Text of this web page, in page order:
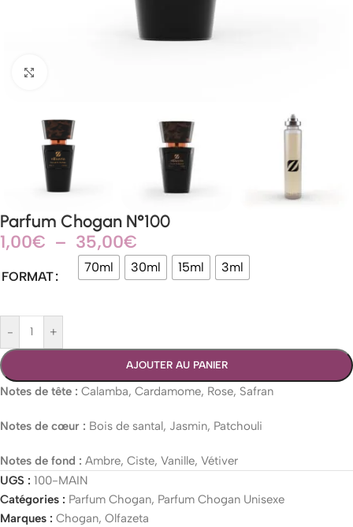
Parfum Chogan N°100
1,00€ – 35,00€
FORMAT
70ml 30ml 15ml 3ml
- +
AJOUTER AU PANIER
Notes de tête : Calamba, Cardamome, Rose, Safran
Notes de cœur : Bois de santal, Jasmin, Patchouli
Notes de fond : Ambre, Ciste, Vanille, Vétiver
UGS : 100-MAIN
Catégories : Parfum Chogan, Parfum Chogan Unisexe
Marques : Chogan, Olfazeta